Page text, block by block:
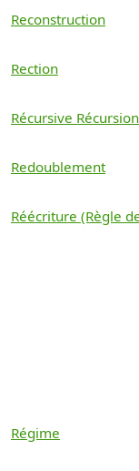
Reconstruction
Rection
Récursive
Redoublement
Réécriture (Règle
Régime